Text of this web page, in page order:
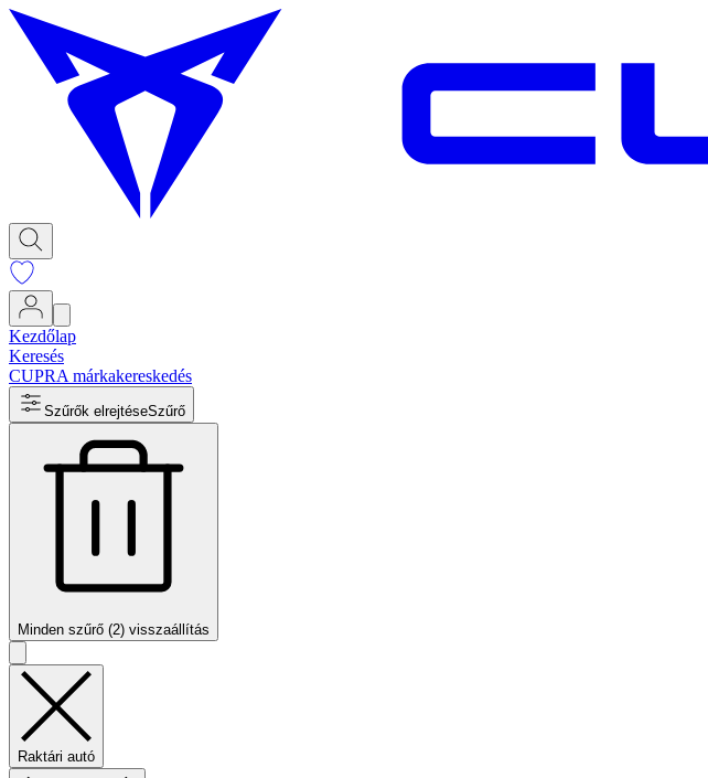
Kezdőlap
Keresés
CUPRA márkakereskedés
Szűrők elrejtéseSzűrő
Minden szűrő (2) visszaállítás
Raktári autó